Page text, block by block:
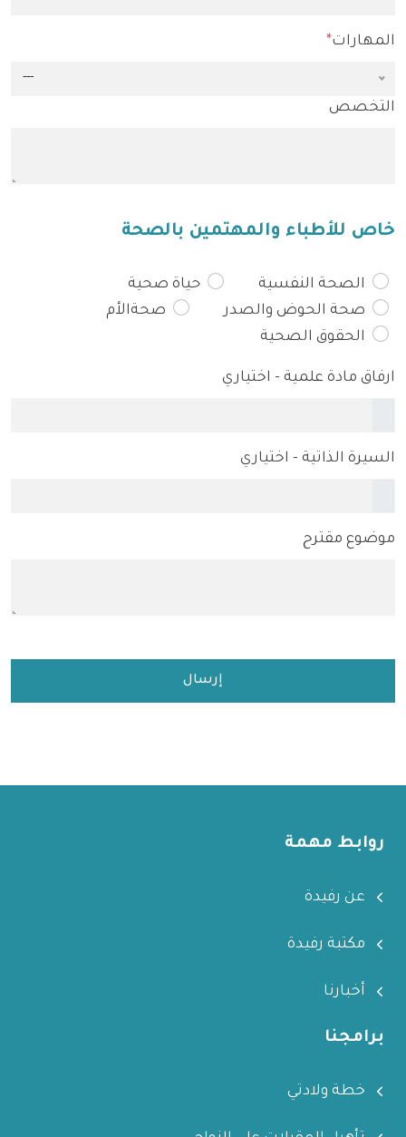
المهارات*
---
التخصص
خاص للأطباء والمهتمين بالصحة
الصحة النفسية
حياة صحية
صحة الحوض والصدر
صحةالأم
الحقوق الصحية
ارفاق مادة علمية - اختياري
السيرة الذاتية - اختياري
موضوع مقترح
روابط مهمة
عن رفيدة
مكتبة رفيدة
أخبارنا
برامجنا
خطة ولادتي